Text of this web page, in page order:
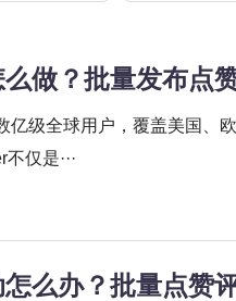
做？批量发布点
亿级全球用户，覆盖美国、
仅是···
么办？批量点赞